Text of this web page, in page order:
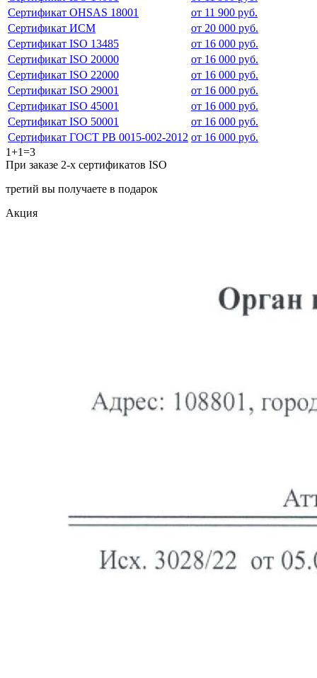
Сертификат OHSAS 18001
от 11 900 руб.
Сертификат ИСМ
от 20 000 руб.
Сертификат ISO 13485
от 16 000 руб.
Сертификат ISO 20000
от 16 000 руб.
Сертификат ISO 22000
от 16 000 руб.
Сертификат ISO 29001
от 16 000 руб.
Сертификат ISO 45001
от 16 000 руб.
Сертификат ISO 50001
от 16 000 руб.
Сертификат ГОСТ РВ 0015-002-2012 от 16 000 руб.
1+1=3
При заказе 2-х сертификатов ISO
третий вы получаете в подарок
Акция